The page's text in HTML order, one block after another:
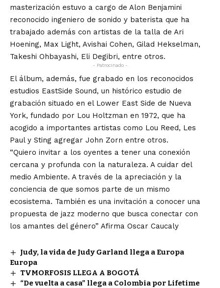
masterización estuvo a cargo de Alon Benjamini
reconocido ingeniero de sonido y baterista que ha
trabajado además con artistas de la talla de Ari
Hoening, Max Light, Avishai Cohen, Gilad Hekselman,
Takeshi Ohbayashi, Eli Degibri, entre otros.
- Patrocinado -
El álbum, además, fue grabado en los reconocidos
estudios EastSide Sound, un histórico estudio de
grabación situado en el Lower East Side de Nueva
York, fundado por Lou Holtzman en 1972, que ha
acogido a importantes artistas como Lou Reed, Les
Paul y Sting agregar John Zorn entre otros.
“Quiero invitar a los oyentes a tener una conexión
cercana y profunda con la naturaleza. A cuidar del
medio Ambiente. A través de la apreciación y la
conciencia de que somos parte de un mismo
ecosistema. También es una invitación a conocer una
propuesta de jazz moderno que busca conectar con
los amantes del género” Afirma Oscar Caucaly
Judy, la vida de Judy Garland llega a Europa
Europa
TVMORFOSIS LLEGA A BOGOTÁ
“De vuelta a casa” llega a Colombia por Lifetime